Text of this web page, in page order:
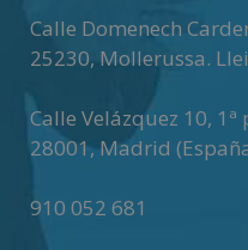
v
e
:
Calle Domenech
25230, Mollerussa.
Calle Velázquez 10, 1ª
28001,Madrid
910 052 681